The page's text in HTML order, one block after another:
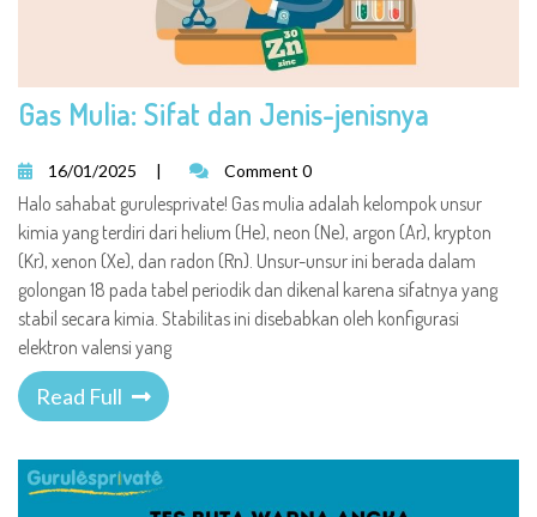
Gas Mulia: Sifat dan Jenis-jenisnya
16/01/2025 | Comment 0
Halo sahabat gurulesprivate! Gas mulia adalah kelompok unsur
kimia yang terdiri dari helium (He), neon (Ne), argon (Ar), krypton
(Kr), xenon (Xe), dan radon (Rn). Unsur-unsur ini berada dalam
golongan 18 pada tabel periodik dan dikenal karena sifatnya yang
stabil secara kimia. Stabilitas ini disebabkan oleh konfigurasi
elektron valensi yang
Read Full